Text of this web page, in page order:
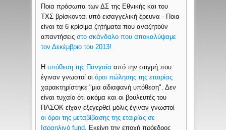
Ποια πρόσωπα των ΔΣ της Εθνικής και του
ΤΧΣ βρίσκονται υπό εισαγγελική έρευνα - Ποια
είναι τα 6 κρίσιμα ζητήματα που αναζητούν
απαντήσειςστο σκάνδαλο που αποκαλύψαμε
τον Δεκέμβριο του 2013!
Ηυπόθεση της Πανγαία από την στιγμή που
έγιναν γνωστοί οιόροι πώλησης της εταιρίας
χαρακτηρίστηκε "μια αδιαφανή υπόθεση". Δεν
είναι τυχαίο ότι ακόμα και οι βουλευτές του
ΠΑΣΟΚ είχαν εξεγερθεί μόλις έγιναν γνωστοί
οι όροι της μεταβίβασης της εταιρίας σε
Ισραηλινό fund . Εκείνη την εποχή πρόεδρος